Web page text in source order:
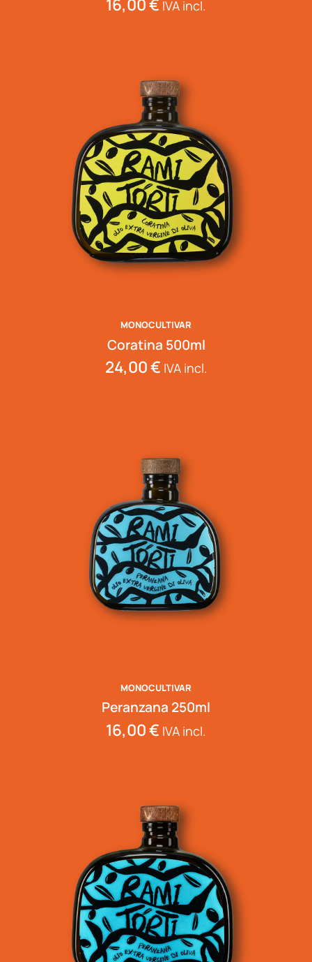
IVA incl.
MONOCULTIVAR
Coratina 500ml
24,00€ IVA incl.
MONOCULTIVAR
Peranzana 250ml
16,00€ IVA incl.